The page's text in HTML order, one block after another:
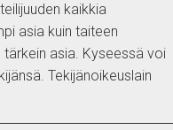
kaikkia
asia kuin taiteen
asia. Kyseessä voi
Tekijänoikeuslain